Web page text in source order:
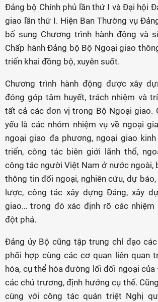
Đảng bộ Chính phủ lần thứ I và Đại hội
giao lần thứ I. Hiện Ban Thường vụ
bổ sung Chương trình hành động và
Chấp hành Đảng bộ Bộ Ngoại giao
triển khai đồng bộ, xuyên suốt.
Chương trình hành động được xây
đóng góp tâm huyết, trách nhiệm và
tất cả các đơn vị trong Bộ Ngoại giao.
yếu là các nhóm nhiệm vụ về ngoại
ngoại giao đa phương, ngoại giao
triển, công tác biên giới lãnh thổ,
công tác người Việt Nam ở nước ngoài,
thông tin đối ngoại, nghiên cứu, dự
lược, công tác xây dựng Đảng, xây
giao… trong đó xác định rõ các
đột phá.
Đảng ủy Bộ cũng tập trung chỉ đạo
phối hợp cùng các cơ quan liên quan
hóa, cụ thể hóa đường lối đối ngoại
các chủ trương, định hướng cụ thể.
cùng với công tác quán triệt Nghị